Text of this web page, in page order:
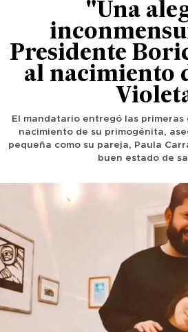
"Una
Presidente
al nacimiento
El mandatario entregó las primeras
nacimiento de su primogénita,
pequeña como su pareja, Paula
buen estado de